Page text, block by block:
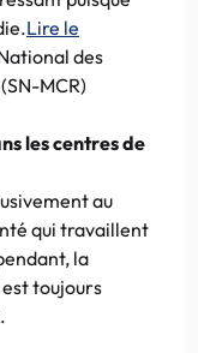
Lire le
des
MCR)
les centres de
au
qui travaillent
la
toujours